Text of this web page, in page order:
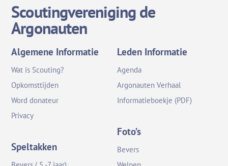
Scoutingvereniging de
Argonauten
Algemene Informatie
Wat is Scouting?
Opkomsttijden
Word donateur
Privacy
Speltakken
Leden Informatie
Agenda
Argonauten Verhaal
Informatieboekje (PDF)
Foto’s
Bevers